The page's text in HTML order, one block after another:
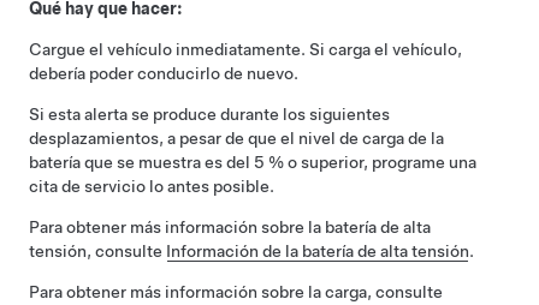
Qué hay que hacer:
Cargue el vehículo inmediatamente. Si carga el vehículo,
debería poder conducirlo de nuevo.
Si esta alerta se produce durante los siguientes
desplazamientos, a pesar de que el nivel de carga de la
batería que se muestra es del 5 % o superior, programe una
cita de servicio lo antes posible.
Para obtener más información sobre la batería de alta
tensión, consulte Información de la batería de alta tensión.
Para obtener más información sobre la carga, consulte